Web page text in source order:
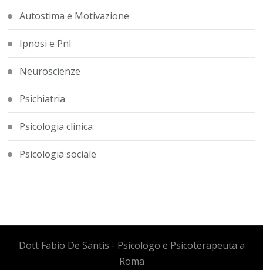
Autostima e Motivazione
Ipnosi e Pnl
Neuroscienze
Psichiatria
Psicologia clinica
Psicologia sociale
Dott Fabio De Santis - Psicologo e Psicoterapeuta a
Roma